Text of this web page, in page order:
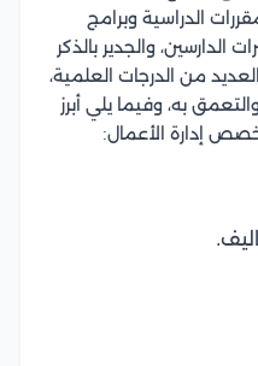
الدراسية وبرامج
الدارسين، والجدير بالذكر
من الدرجات العلمية،
به، وفيما يلي أبرز
إدارة الأعمال: